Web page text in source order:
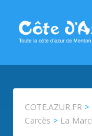
COTE.AZUR.FR >
Carcès > La